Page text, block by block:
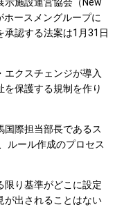
示施設運営協会（New
ースメングループに
承認する法案は1月31日
クスチェンジが導入
保護する規制を作り
際担当部長であるス
ルール作成のプロセス
り基準がどこに設定
が出されることはない